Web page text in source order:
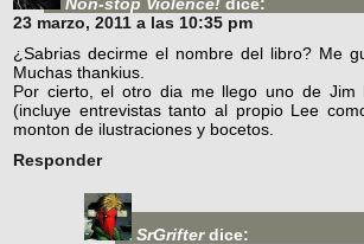
23 marzo, 2011 a las 10:35 pm
¿Sabrias decirme el nombre del libro? Me
Muchas thankius.
Por cierto, el otro dia me llego uno de Jim
(incluye entrevistas tanto al propio Lee
monton de ilustraciones y bocetos.
Responder
SrGrifter dice: